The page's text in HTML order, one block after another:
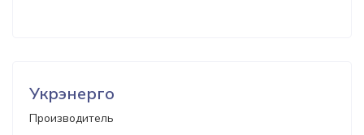
Укрэнерго
Производитель